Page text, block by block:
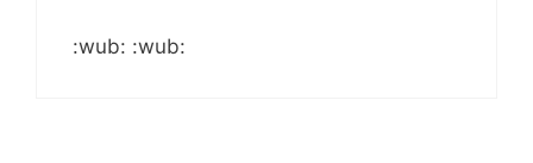
:wub: :wub: